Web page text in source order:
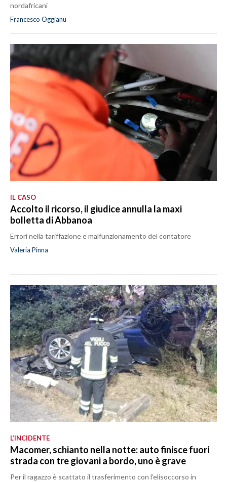
nordafricani
Francesco Oggianu
IL CASO
Accolto il ricorso, il giudice annulla la maxi
bolletta di Abbanoa
Errori nella tariffazione e malfunzionamento del contatore
Valeria Pinna
L’INCIDENTE
Macomer, schianto nella notte: auto finisce fuori
strada con tre giovani a bordo, uno è grave
Per il ragazzo è scattato il trasferimento con l’elisoccorso in